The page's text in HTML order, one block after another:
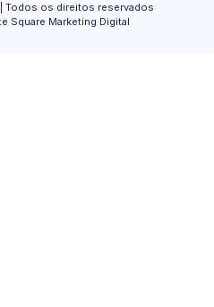
Todos os direitos reservados
Square Marketing Digital